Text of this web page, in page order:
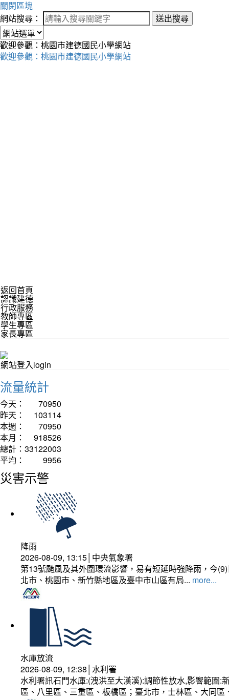
關閉區塊
網站搜尋：
送出搜尋
歡迎參觀：桃園市建德國民小學網站
歡迎參觀：桃園市建德國民小學網站
返回首頁
認識建德
行政服務
教師專區
學生專區
家長專區
網站登入login
流量統計
今天：
70950
昨天：
103114
本週：
70950
本月：
918526
總計： 33122003
平均：
9956
災害示警
降雨
2026-08-09, 13:15│中央氣象署
第13號颱風及其外圍環流影響，易有短延時強降雨，今
北市、桃園市、新竹縣地區及臺中市山區有局... more...
水庫放流
2026-08-09, 12:38│水利署
水利署訊石門水庫:(洩洪至大漢溪):調節性放水,影響範圍
區、八里區、三重區、板橋區；臺北市，士林區、大同